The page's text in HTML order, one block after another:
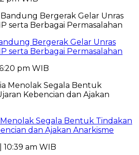
Bergerak Gelar Unras
serta Berbagai Permasalahan
pm WIB
Segala Bentuk Tindakan
dan Ajakan Anarkisme
10:39 am WIB